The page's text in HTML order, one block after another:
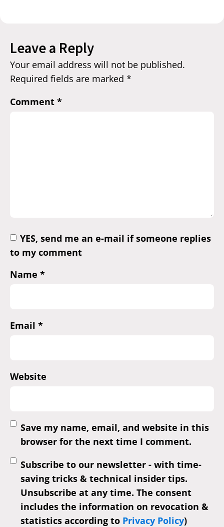
Leave a Reply
Your email address will not be published.
Required fields are marked *
Comment *
YES, send me an e-mail if someone replies
to my comment
Name *
Email *
Website
Save my name, email, and website in this
browser for the next time I comment.
Subscribe to our newsletter - with time-
saving tricks & technical insider tips.
Unsubscribe at any time. The consent
includes the information on revocation &
statistics according to Privacy Policy)